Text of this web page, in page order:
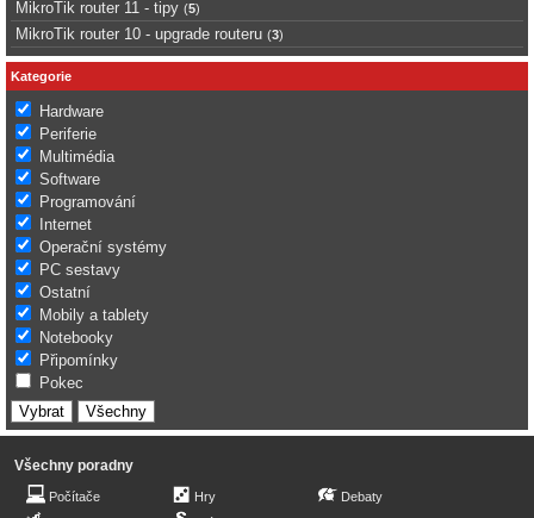
MikroTik router 11 - tipy (5)
MikroTik router 10 - upgrade routeru (3)
Kategorie
Hardware
Periferie
Multimédia
Software
Programování
Internet
Operační systémy
PC sestavy
Ostatní
Mobily a tablety
Notebooky
Připomínky
Pokec
Všechny poradny
Počítače
Hry
Debaty